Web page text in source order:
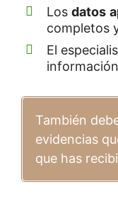
Los datos
completos
El
También
evidencias
que has